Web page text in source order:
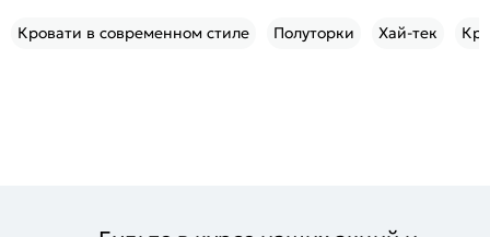
Кровати в современном стиле Полуторки Хай-тек